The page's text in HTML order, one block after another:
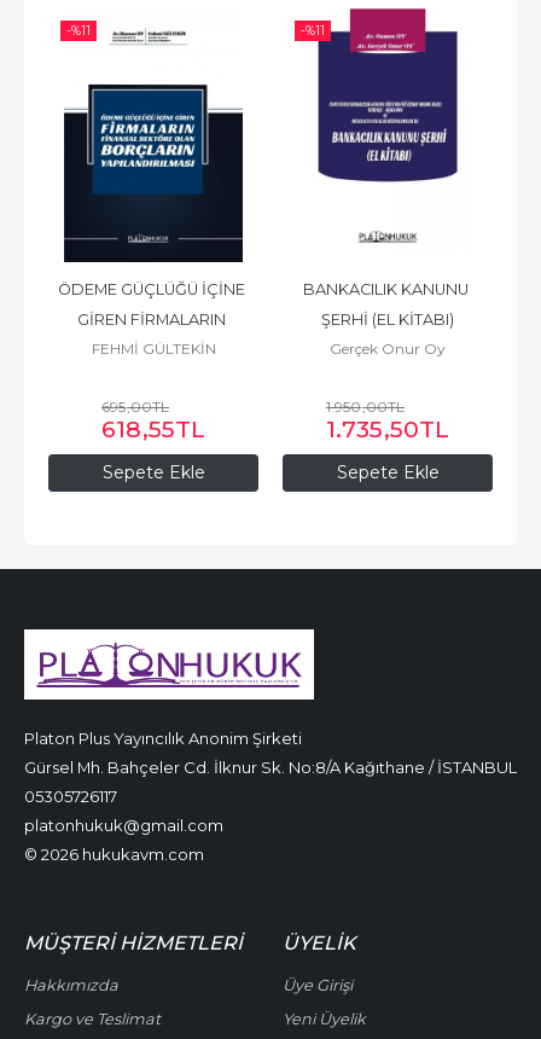
-%11
Sepete Ekle
ÖDEME GÜÇLÜĞÜ İÇİNE
GİREN FİRMALARIN
FİNANSAL SEKTÖRE OLAN
FEHMİ GÜLTEKİN
695,00TL
618,55TL
-%11
Sepete Ekle
BANKACILIK KANUNU
ŞERHİ (EL KİTABI)
Gerçek Onur Oy
1.950,00TL
1.735,50TL
Platon Plus Yayıncılık Anonim Şirketi
Gürsel Mh. Bahçeler Cd. İlknur Sk. No:8/A Kağıthane / İSTANBUL
05305726117
platonhukuk@gmail.com
© 2026 hukukavm.com
MÜŞTERI HIZMETLERI
Hakkımızda
Kargo ve Teslimat
ÜYELIK
Üye Girişi
Yeni Üyelik